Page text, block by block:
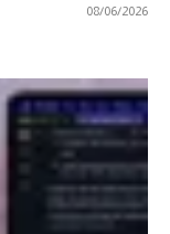
08/06/2026